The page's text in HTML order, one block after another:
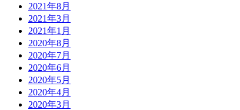
2021年8月
2021年3月
2021年1月
2020年8月
2020年7月
2020年6月
2020年5月
2020年4月
2020年3月